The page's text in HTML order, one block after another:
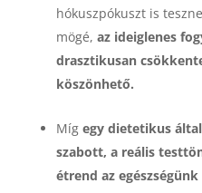
hókuszpókuszt is
mögé, az ideiglenes
drasztikusan
köszönhető.
Míg egy dietetikus
szabott, a reális
étrend az